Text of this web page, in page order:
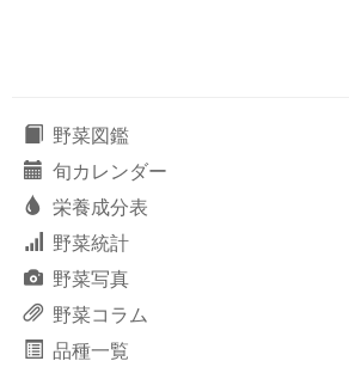
野菜図鑑
旬カレンダー
栄養成分表
野菜統計
野菜写真
野菜コラム
品種一覧